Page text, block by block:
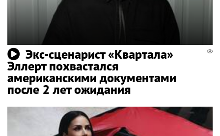
Экс-сценарист «Квартала»
Эллерт похвастался
американскими документами
после 2 лет ожидания